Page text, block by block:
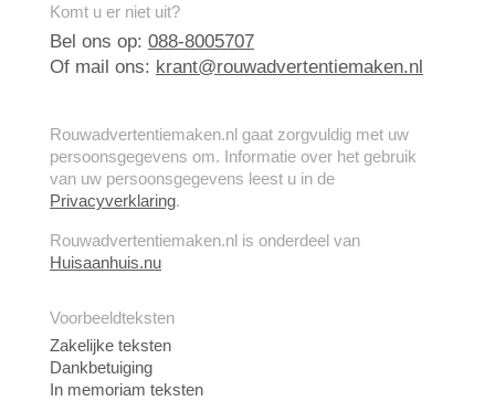
Komt u er niet uit?
Bel ons op: 088-8005707
Of mail ons: krant@rouwadvertentiemaken.nl
Rouwadvertentiemaken.nl gaat zorgvuldig met uw
persoonsgegevens om. Informatie over het gebruik
van uw persoonsgegevens leest u in de
Privacyverklaring.
Rouwadvertentiemaken.nl is onderdeel van
Huisaanhuis.nu
Voorbeeldteksten
Zakelijke teksten
Dankbetuiging
In memoriam teksten